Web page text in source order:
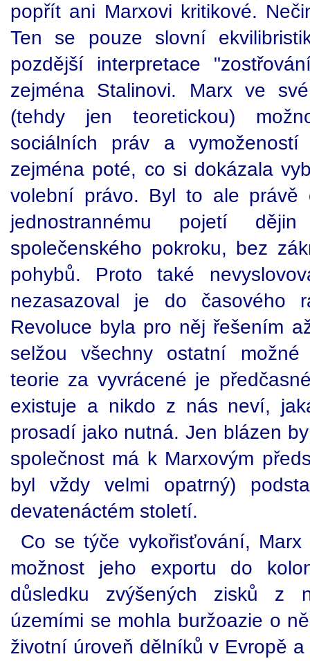
popřít ani Marxovi kritikové.
Ten se pouze slovní
pozdější interpretace
zejména Stalinovi. Marx ve
(tehdy jen teoretickou)
sociálních práv a
zejména poté, co si dokázala
volební právo. Byl to ale právě
jednostrannému pojetí
společenského pokroku, bez
pohybů. Proto také
nezasazoval je do časového
Revoluce byla pro něj řešením
selžou všechny ostatní
teorie za vyvrácené je
existuje a nikdo z nás neví,
prosadí jako nutná. Jen blázen
společnost má k Marxovým
byl vždy velmi opatrný)
devatenáctém století.
Co se týče vykořisťování,
možnost jeho exportu do
důsledku zvýšených zisků z
územími se mohla buržoazie o
životní úroveň dělníků v Evropě